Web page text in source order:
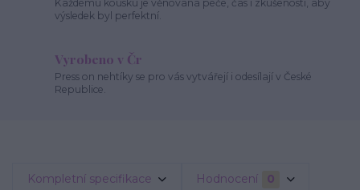
Každému kousku je věnovaná péče, čas i zkušenosti, aby
výsledek byl perfektní.
Vyrobeno v Čr
Press on nehtíky se pro vás vytvářejí i odesílají v České
Republice.
Kompletní specifikace Hodnocení 0